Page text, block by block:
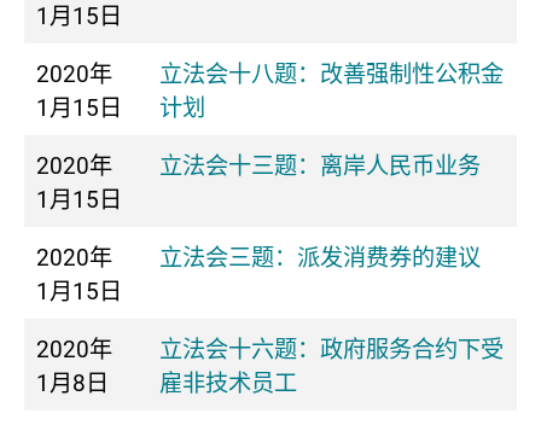
1月15日
2020年
1月15日
立法会十八题：改善强制性公积金
计划
2020年
1月15日
立法会十三题：离岸人民币业务
2020年
1月15日
立法会三题：派发消费券的建议
2020年
1月8日
立法会十六题：政府服务合约下受
雇非技术员工